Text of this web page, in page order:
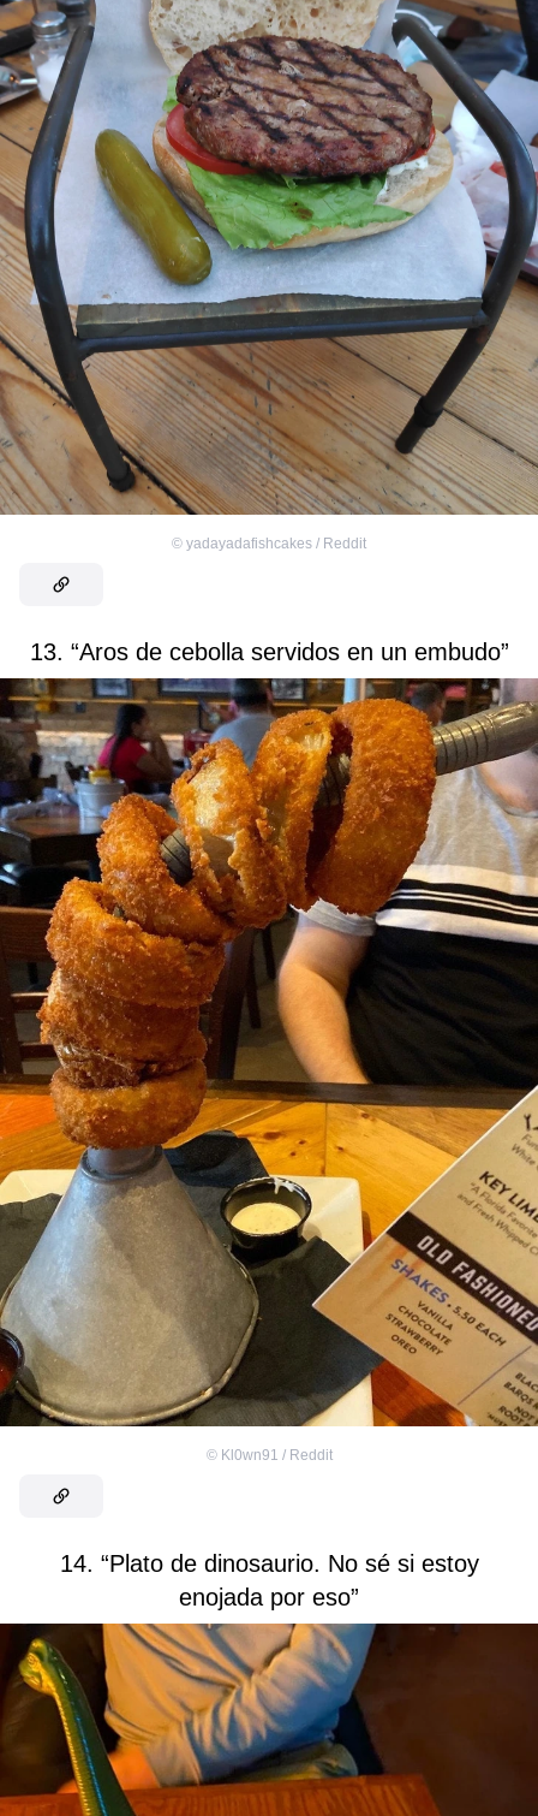
© yadayadafishcakes / Reddit
13. “Aros de cebolla servidos en un embudo”
© Kl0wn91 / Reddit
14. “Plato de dinosaurio. No sé si estoy
enojada por eso”